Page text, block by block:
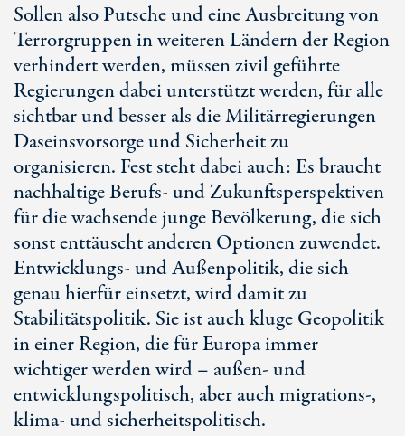
Sollen also Putsche und eine Ausbreitung von
Terrorgruppen in weiteren Ländern der Region
verhindert werden, müssen zivil geführte
Regierungen dabei unterstützt werden, für alle
sichtbar und besser als die Militärregierungen
Daseinsvorsorge und Sicherheit zu
organisieren. Fest steht dabei auch: Es braucht
nachhaltige Berufs- und Zukunftsperspektiven
für die wachsende junge Bevölkerung, die sich
sonst enttäuscht anderen Optionen zuwendet.
Entwicklungs- und Außenpolitik, die sich
genau hierfür einsetzt, wird damit zu
Stabilitätspolitik. Sie ist auch kluge Geopolitik
in einer Region, die für Europa immer
wichtiger werden wird – außen- und
entwicklungspolitisch, aber auch migrations-,
klima- und sicherheitspolitisch.